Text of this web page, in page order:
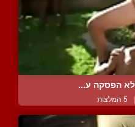
הפסקה ע...
| 5 המלצות